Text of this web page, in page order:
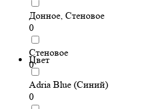
Донное, Стеновое
0
Стеновое
0
Цвет
Adria Blue (Синий)
0